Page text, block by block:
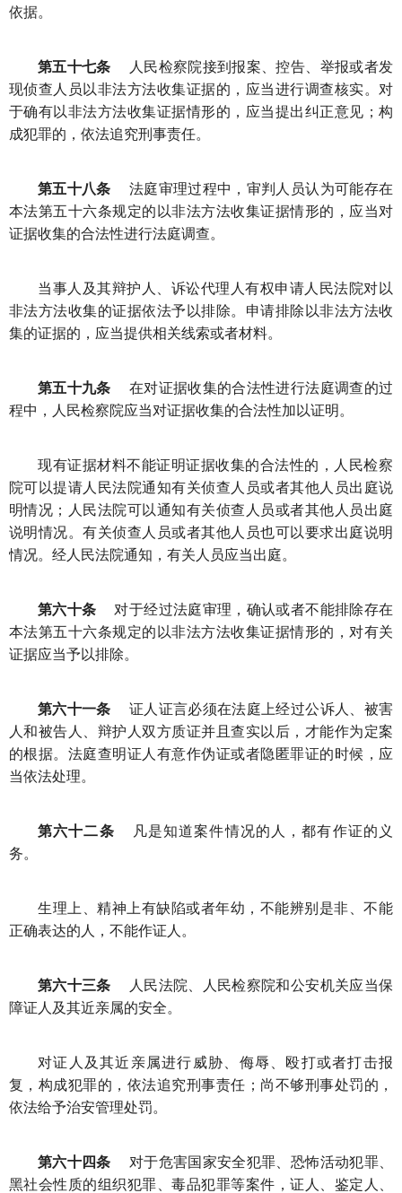
依据。
第五十七条
人民检察院接到报案、控告、举报或者发
现侦查人员以非法方法收集证据的，应当进行调查核实。对
于确有以非法方法收集证据情形的，应当提出纠正意见；构
成犯罪的，依法追究刑事责任。
第五十八条
法庭审理过程中，审判人员认为可能存在
本法第五十六条规定的以非法方法收集证据情形的，应当对
证据收集的合法性进行法庭调查。
当事人及其辩护人、诉讼代理人有权申请人民法院对以
非法方法收集的证据依法予以排除。申请排除以非法方法收
集的证据的，应当提供相关线索或者材料。
第五十九条
在对证据收集的合法性进行法庭调查的过
程中，人民检察院应当对证据收集的合法性加以证明。
现有证据材料不能证明证据收集的合法性的，人民检察
院可以提请人民法院通知有关侦查人员或者其他人员出庭说
明情况；人民法院可以通知有关侦查人员或者其他人员出庭
说明情况。有关侦查人员或者其他人员也可以要求出庭说明
情况。经人民法院通知，有关人员应当出庭。
第六十条
对于经过法庭审理，确认或者不能排除存在
本法第五十六条规定的以非法方法收集证据情形的，对有关
证据应当予以排除。
第六十一条
证人证言必须在法庭上经过公诉人、被害
人和被告人、辩护人双方质证并且查实以后，才能作为定案
的根据。法庭查明证人有意作伪证或者隐匿罪证的时候，应
当依法处理。
第六十二条
凡是知道案件情况的人，都有作证的义
务。
生理上、精神上有缺陷或者年幼，不能辨别是非、不能
正确表达的人，不能作证人。
第六十三条
人民法院、人民检察院和公安机关应当保
障证人及其近亲属的安全。
对证人及其近亲属进行威胁、侮辱、殴打或者打击报
复，构成犯罪的，依法追究刑事责任；尚不够刑事处罚的，
依法给予治安管理处罚。
第六十四条
对于危害国家安全犯罪、恐怖活动犯罪、
黑社会性质的组织犯罪、毒品犯罪等案件，证人、鉴定人、